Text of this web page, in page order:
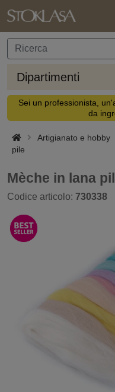
Dipartimenti
Sei un professionista,
da
Artigianato e hobby
pile
Mèche in lana
Codice articolo: 730338